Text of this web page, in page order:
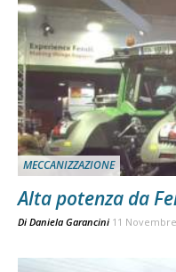
MECCANIZZAZIONE
Alta potenza da
Di Daniela Garancini 11